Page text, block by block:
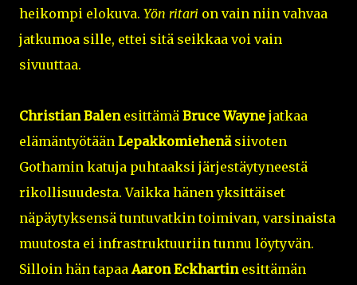
heikompi elokuva. Yön ritari on vain niin vahvaa
jatkumoa sille, ettei sitä seikkaa voi vain
sivuuttaa.
Christian Balenesittämä Bruce Wayne jatkaa
elämäntyötään Lepakkomiehenäsiivoten
Gothamin katuja puhtaaksi järjestäytyneestä
rikollisuudesta. Vaikka hänen yksittäiset
näpäytyksensä tuntuvatkin toimivan, varsinaista
muutosta ei infrastruktuuriin tunnu löytyvän.
Silloin hän tapaa Aaron Eckhartinesittämän